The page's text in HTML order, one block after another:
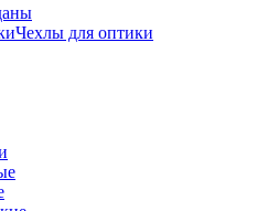
Чехлы для оптики